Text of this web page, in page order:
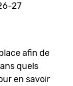
afin de
quels
en savoir